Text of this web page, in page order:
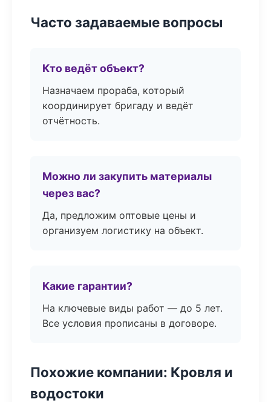
Часто задаваемые вопросы
Кто ведёт объект?
Назначаем прораба, который
координирует бригаду и ведёт
отчётность.
Можно ли закупить материалы
через вас?
Да, предложим оптовые цены и
организуем логистику на объект.
Какие гарантии?
На ключевые виды работ — до 5 лет.
Все условия прописаны в договоре.
Похожие компании: Кровля и
водостоки